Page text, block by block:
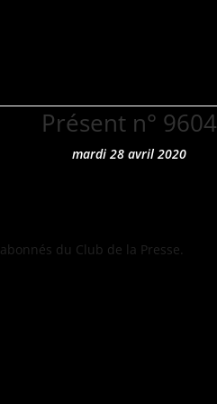
Présent n° 9604
mardi 28 avril 2020
du Club de la Presse.